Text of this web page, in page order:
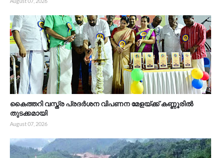
കൈത്തറി വസ്ത്ര പ്രദർശന വിപണന മേളയ്ക്ക് കണ്ണൂരിൽ
തുടക്കമായി
August 07, 2026